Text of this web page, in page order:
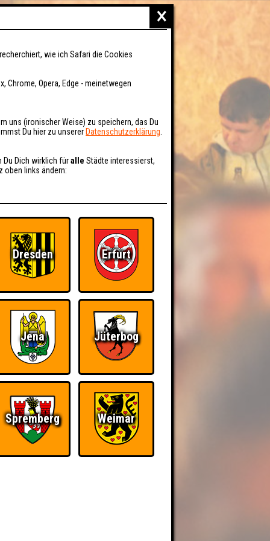
×
wie ich Safari die Cookies
Chrome, Opera, Edge - meinetwegen
uns (ironischer Weise) zu speichern, das Du
Du hier zu unserer Datenschutzerklärung
Du Dich wirklich füralle Städte interessierst,
oben links ändern:
Dresden Erfurt
Jena Jüterbog
Spremberg Weimar